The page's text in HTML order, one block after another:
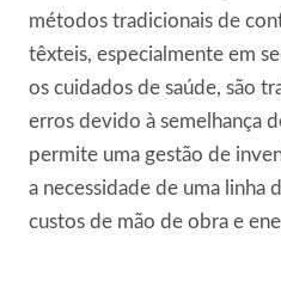
métodos tradicionais de
têxteis, especialmente em
os cuidados de saúde, são
erros devido à semelhança
permite uma gestão de
a necessidade de uma linha
custos de mão de obra e